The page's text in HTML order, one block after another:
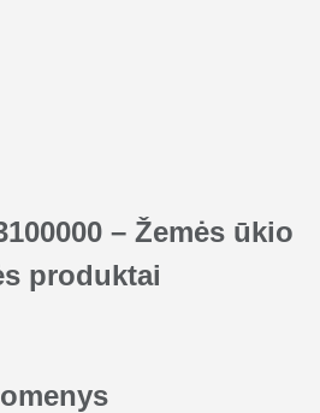
– Žemės ūkio
produktai